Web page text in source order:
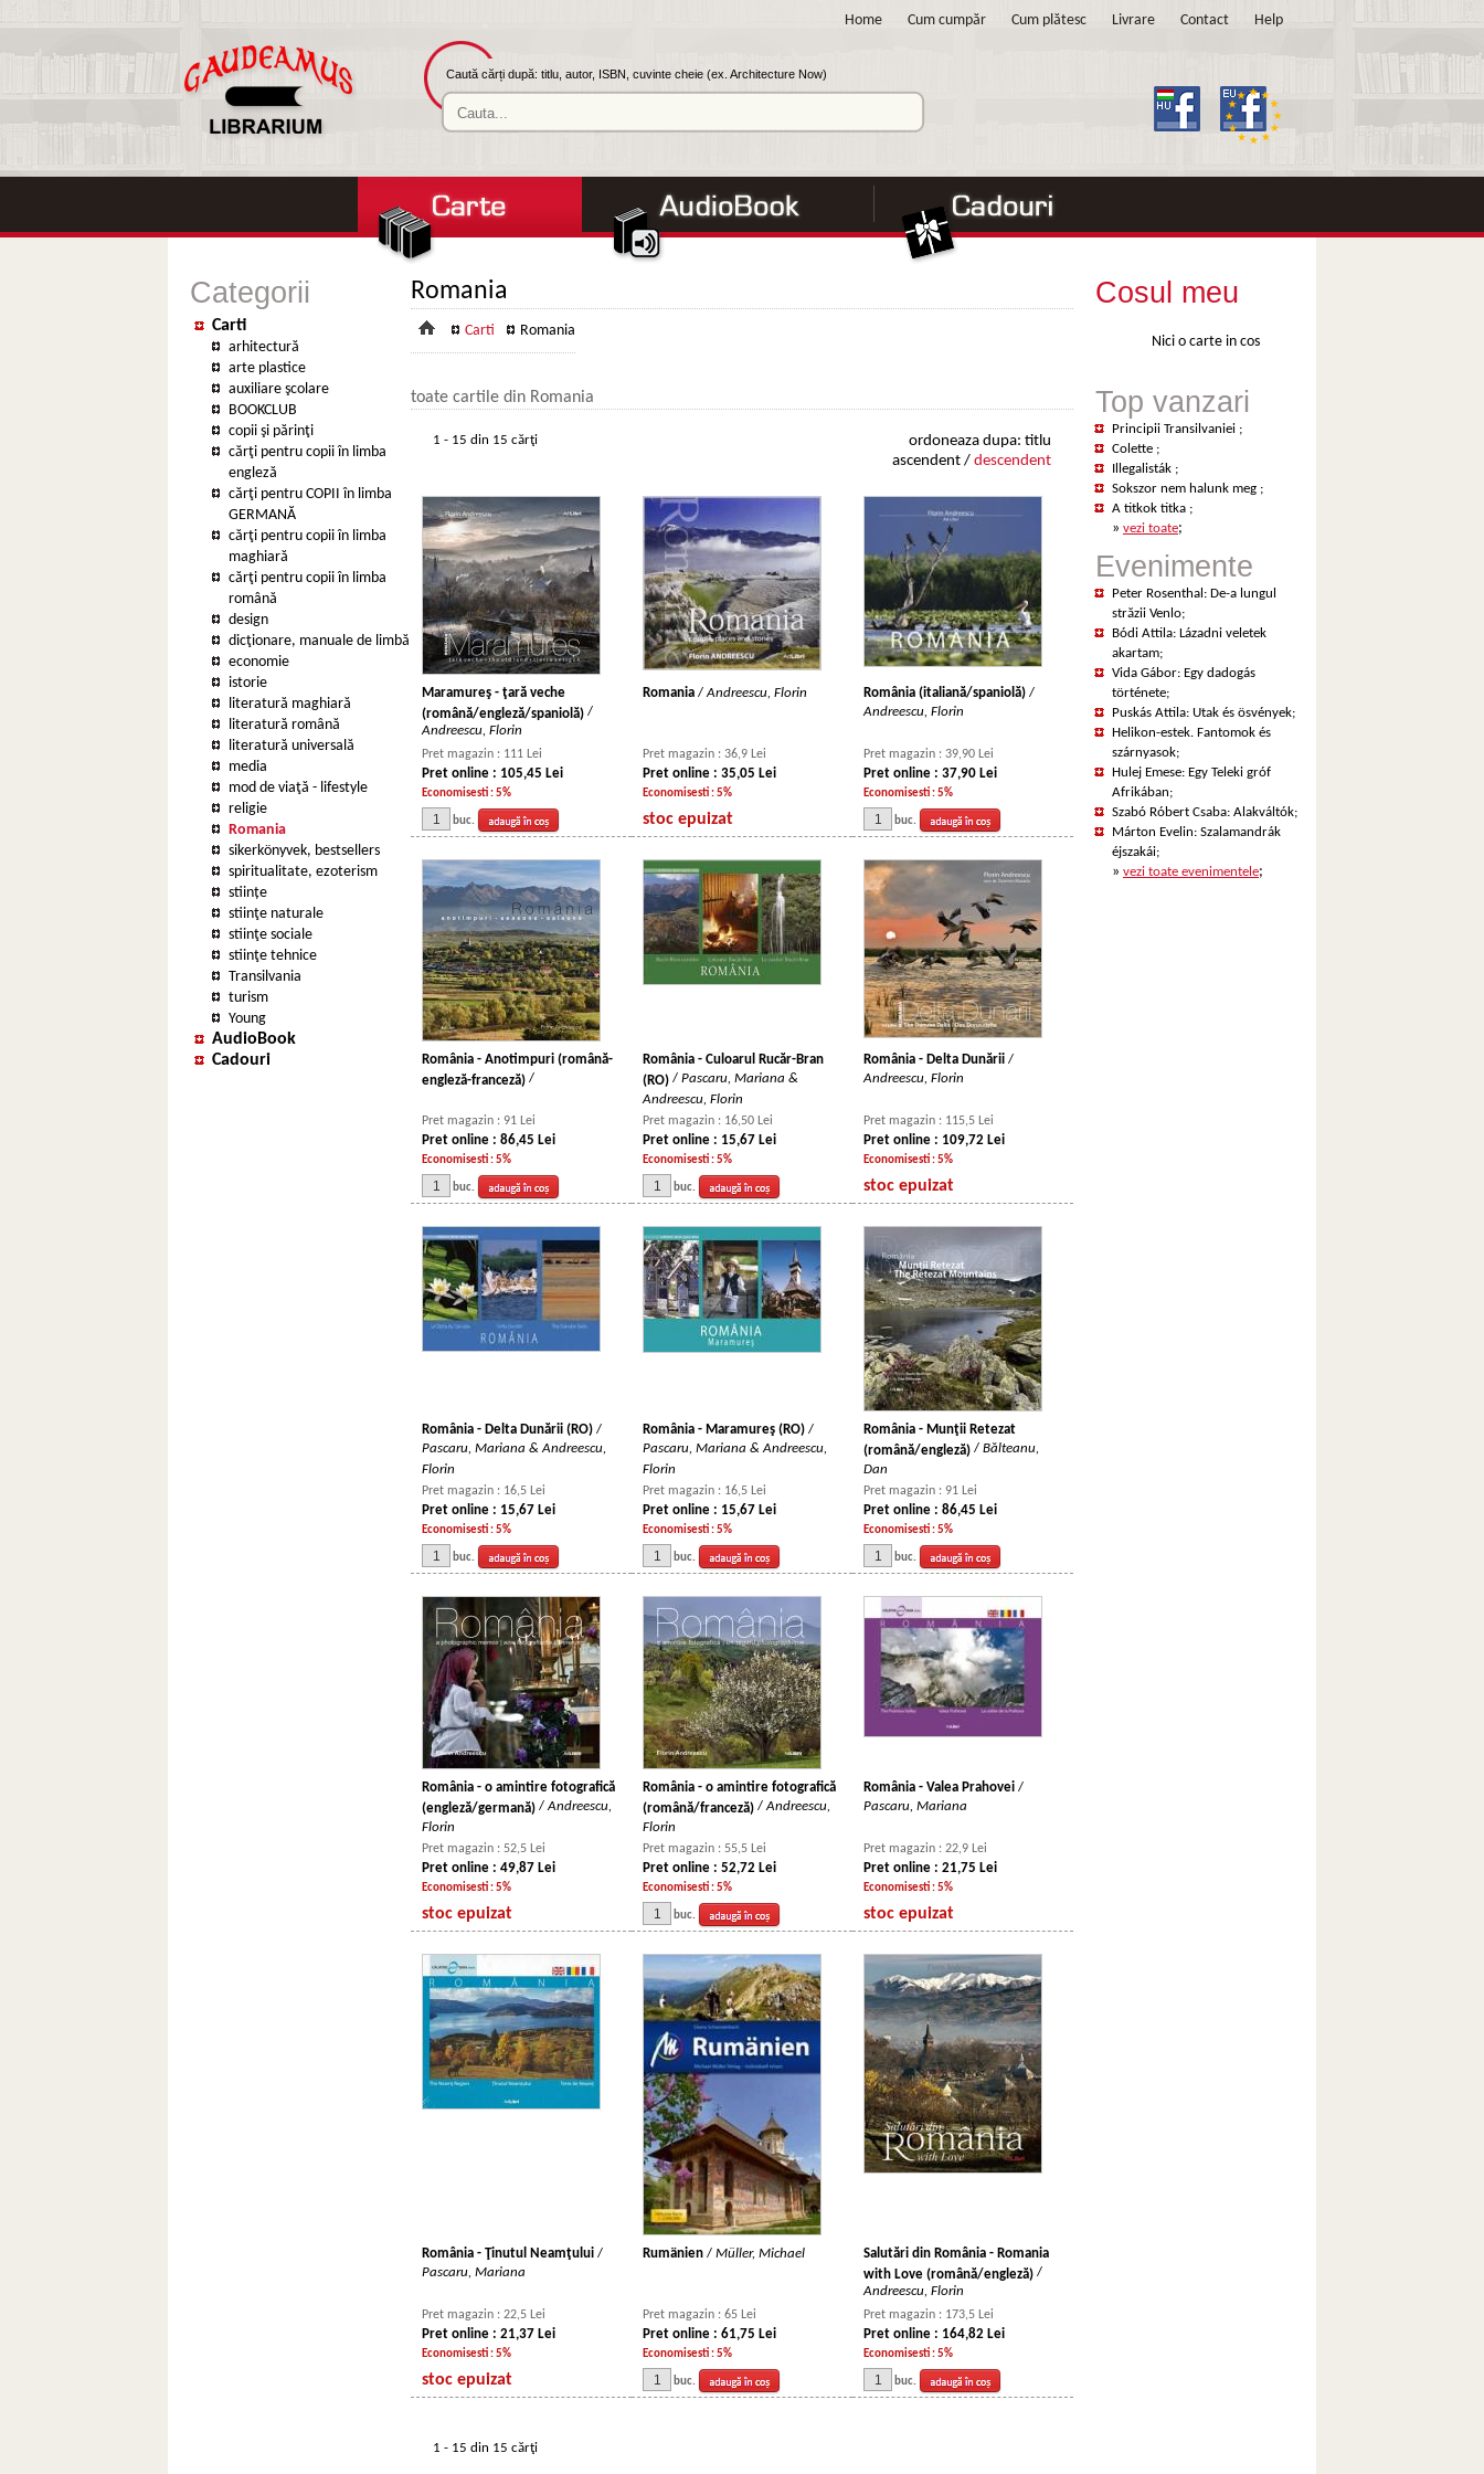
Home Cum cumpăr Cum plătesc Livrare Contact Help
Caută cărți după: titlu, autor, ISBN, cuvinte cheie (ex. Architecture Now)
Categorii
Carti
arhitectură
arte plastice
auxiliare şcolare
BOOKCLUB
copii şi părinţi
cărţi pentru copii în limba
engleză
cărţi pentru COPII în limba
GERMANĂ
cărţi pentru copii în limba
maghiară
cărţi pentru copii în limba
română
design
dicţionare, manuale de limbă
economie
istorie
literatură maghiară
literatură română
literatură universală
media
mod de viaţă - lifestyle
religie
Romania
sikerkönyvek, bestsellers
spiritualitate, ezoterism
stiințe
stiinţe naturale
stiinţe sociale
stiinţe tehnice
Transilvania
turism
Young
AudioBook
Cadouri
Romania
Carti Romania
toate cartile din Romania
1 - 15 din 15 cărţi
ordoneaza dupa: titlu
ascendent / descendent
Maramureş - ţară veche
(română/engleză/spaniolă) /
Andreescu, Florin
Romania /Andreescu, Florin România (italiană/spaniolă) /
Andreescu, Florin
Pret magazin : 111 Lei
Pret online : 105,45 Lei
Economisesti : 5%
Pret magazin : 36,9 Lei
Pret online : 35,05 Lei
Economisesti : 5%
Pret magazin : 39,90 Lei
Pret online : 37,90 Lei
Economisesti : 5%
buc. stoc epuizat buc.
România - Anotimpuri (română-
engleză-franceză) /
România - Culoarul Rucăr-Bran
(RO) / Pascaru, Mariana &
Andreescu, Florin
România - Delta Dunării /
Andreescu, Florin
Pret magazin : 91 Lei
Pret online : 86,45 Lei
Economisesti : 5%
Pret magazin : 16,50 Lei
Pret online : 15,67 Lei
Economisesti : 5%
Pret magazin : 115,5 Lei
Pret online : 109,72 Lei
Economisesti : 5%
buc. buc. stoc epuizat
România - Delta Dunării (RO) /
Pascaru, Mariana & Andreescu,
Florin
România - Maramureş (RO) /
Pascaru, Mariana & Andreescu,
Florin
România - Munţii Retezat
(română/engleză) / Bălteanu,
Dan
Pret magazin : 16,5 Lei
Pret online : 15,67 Lei
Economisesti : 5%
Pret magazin : 16,5 Lei
Pret online : 15,67 Lei
Economisesti : 5%
Pret magazin : 91 Lei
Pret online : 86,45 Lei
Economisesti : 5%
buc. buc. buc.
România - o amintire fotografică
(engleză/germană) /Andreescu,
Florin
România - o amintire fotografică
(română/franceză) /Andreescu,
Florin
România - Valea Prahovei /
Pascaru, Mariana
Pret magazin : 52,5 Lei
Pret online : 49,87 Lei
Economisesti : 5%
Pret magazin : 55,5 Lei
Pret online : 52,72 Lei
Economisesti : 5%
Pret magazin : 22,9 Lei
Pret online : 21,75 Lei
Economisesti : 5%
stoc epuizat buc. stoc epuizat
România - Ţinutul Neamţului /
Pascaru, Mariana
Rumänien / Müller, Michael Salutări din România - Romania
with Love (română/engleză) /
Andreescu, Florin
Pret magazin : 22,5 Lei
Pret online : 21,37 Lei
Economisesti : 5%
Pret magazin : 65 Lei
Pret online : 61,75 Lei
Economisesti : 5%
Pret magazin : 173,5 Lei
Pret online : 164,82 Lei
Economisesti : 5%
stoc epuizat buc. buc.
1 - 15 din 15 cărţi
Cosul meu
Nici o carte in cos
Top vanzari
Principii Transilvaniei ;
Colette ;
Illegalisták ;
Sokszor nem halunk meg ;
A titkok titka ;
» vezi toate;
Evenimente
Peter Rosenthal: De-a lungul
străzii Venlo;
Bódi Attila: Lázadni veletek
akartam;
Vida Gábor: Egy dadogás
története;
Puskás Attila: Utak és ösvények;
Helikon-estek. Fantomok és
szárnyasok;
Hulej Emese: Egy Teleki gróf
Afrikában;
Szabó Róbert Csaba: Alakváltók;
Márton Evelin: Szalamandrák
éjszakái;
» vezi toate evenimentele;